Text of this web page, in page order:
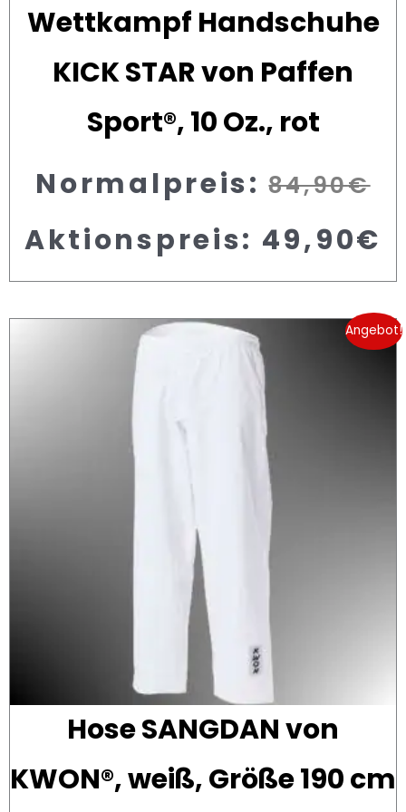
Wettkampf Handschuhe
KICK STAR von Paffen
Sport®, 10 Oz., rot
Normalpreis: 84,90€
Aktionspreis: 49,90€
Angebot!
Hose SANGDAN von
KWON®, weiß, Größe 190 cm